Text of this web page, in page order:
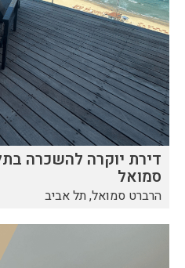
דירת יוקרה להשכרה
סמואל
הרברט סמואל, תל אביב